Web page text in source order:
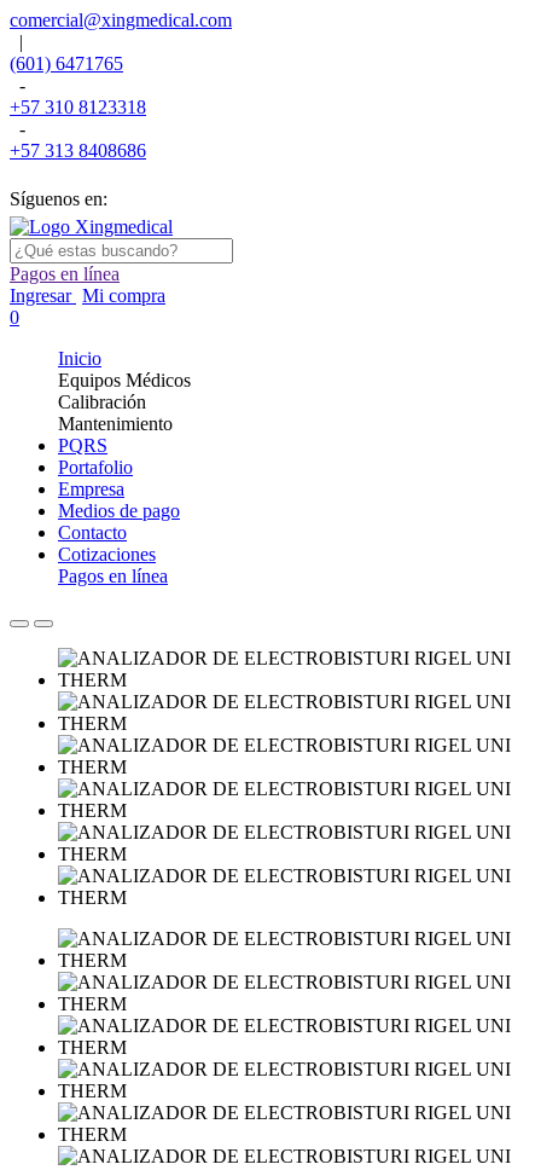
comercial@xingmedical.com
|
(601) 6471765
-
+57 310 8123318
-
+57 313 8408686
Síguenos en:
Pagos en línea
Ingresar Mi compra
0
Inicio
Equipos Médicos
Calibración
Mantenimiento
PQRS
Portafolio
Empresa
Medios de pago
Contacto
Cotizaciones
Pagos en línea